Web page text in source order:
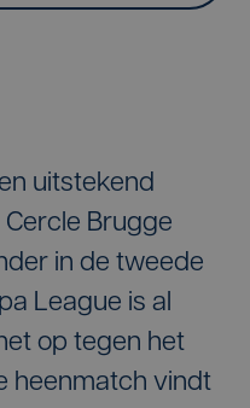
uitstekend
Brugge
in de tweede
League is al
op tegen het
heenmatch vindt